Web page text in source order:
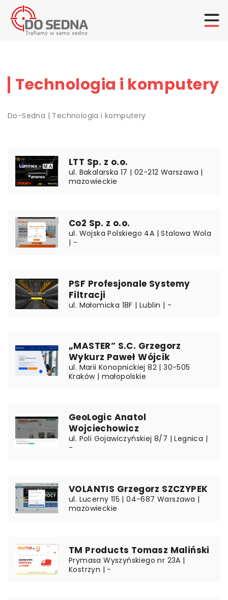
Technologia i komputery
Do-Sedna | Technologia i komputery
LTT Sp. z o.o.
ul. Bakalarska 17 | 02-212 Warszawa |
mazowieckie
Co2 Sp. z o.o.
ul. Wojska Polskiego 4A | Stalowa Wola
| -
PSF Profesjonale Systemy
Filtracji
ul. Małomicka 18F | Lublin | -
„MASTER” S.C. Grzegorz
Wykurz Paweł Wójcik
ul. Marii Konopnickiej 82 | 30-505
Kraków | małopolskie
GeoLogic Anatol
Wojciechowicz
ul. Poli Gojawiczyńskiej 8/7 | Legnica |
-
VOLANTIS Grzegorz SZCZYPEK
ul. Lucerny 115 | 04-687 Warszawa |
mazowieckie
TM Products Tomasz Maliński
Prymasa Wyszyńskiego nr 23A |
Kostrzyn | -